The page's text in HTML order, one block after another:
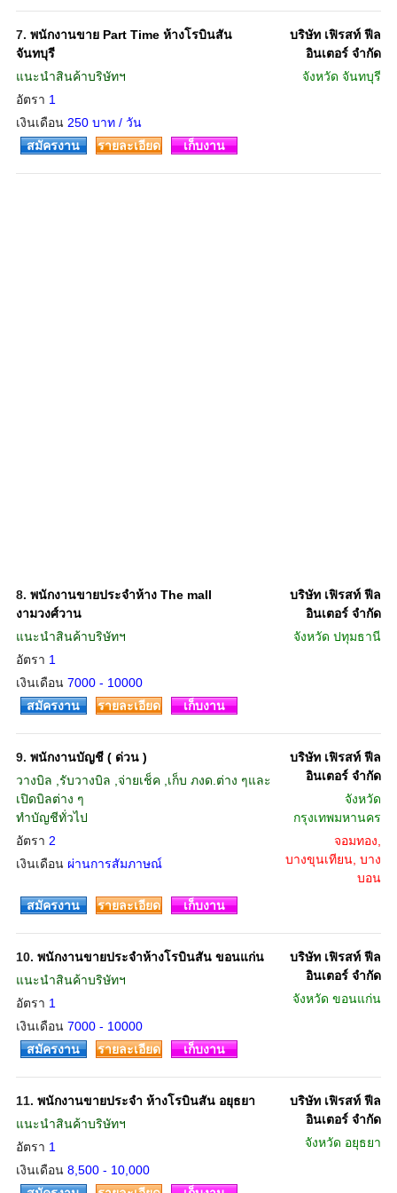
7. พนักงานขาย Part Time ห้างโรบินสัน
จันทบุรี
แนะนำสินค้าบริษัทฯ
อัตรา 1
เงินเดือน 250 บาท / วัน
บริษัท เฟิรสท์ ฟีล
อินเตอร์ จำกัด
จังหวัด จันทบุรี
สมัครงาน รายละเอียด เก็บงาน
8. พนักงานขายประจำห้าง The mall
งามวงศ์วาน
แนะนำสินค้าบริษัทฯ
อัตรา 1
เงินเดือน 7000 - 10000
บริษัท เฟิรสท์ ฟีล
อินเตอร์ จำกัด
จังหวัด ปทุมธานี
สมัครงาน รายละเอียด เก็บงาน
9. พนักงานบัญชี ( ด่วน )
วางบิล ,รับวางบิล ,จ่ายเช็ค ,เก็บ ภงด.ต่าง ๆและ
เปิดบิลต่าง ๆ
ทำบัญชีทั่วไป
อัตรา 2
เงินเดือน ผ่านการสัมภาษณ์
บริษัท เฟิรสท์ ฟีล
อินเตอร์ จำกัด
จังหวัด
กรุงเทพมหานคร
จอมทอง,
บางขุนเทียน, บาง
บอน
สมัครงาน
รายละเอียด เก็บงาน
10. พนักงานขายประจำห้างโรบินสัน ขอนแก่น
แนะนำสินค้าบริษัทฯ
อัตรา 1
เงินเดือน 7000 - 10000
บริษัท เฟิรสท์ ฟีล
อินเตอร์ จำกัด
จังหวัด ขอนแก่น
สมัครงาน รายละเอียด เก็บงาน
11. พนักงานขายประจำ ห้างโรบินสัน อยุธยา
แนะนำสินค้าบริษัทฯ
อัตรา 1
เงินเดือน 8,500 - 10,000
บริษัท เฟิรสท์ ฟีล
อินเตอร์ จำกัด
จังหวัด อยุธยา